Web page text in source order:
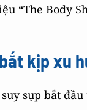
“The Body
kịp xu
sụp bắt